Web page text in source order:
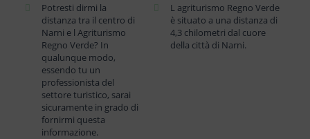
Potresti dirmi la
distanza tra il centro di
Narni e l Agriturismo
Regno Verde? In
qualunque modo,
essendo tu un
professionista del
settore turistico, sarai
sicuramente in grado di
fornirmi questa
informazione.
L agriturismo Regno Verde
è situato a una distanza di
4,3 chilometri dal cuore
della città di Narni.